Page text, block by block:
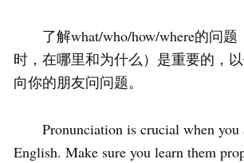
了解what/who/how/where的问题
时，在哪里和为什么）是重要的，
向你的朋友问问题。
Pronunciation is crucial when you
English. Make sure you learn them